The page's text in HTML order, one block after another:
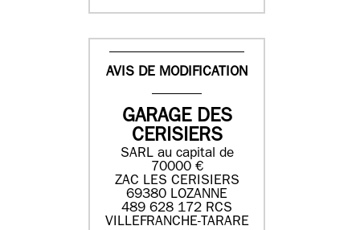
AVIS DE MODIFICATION
GARAGE DES
CERISIERS
SARL au capital de
70000 €
ZAC LES CERISIERS
69380 LOZANNE
489 628 172 RCS
VILLEFRANCHE-TARARE